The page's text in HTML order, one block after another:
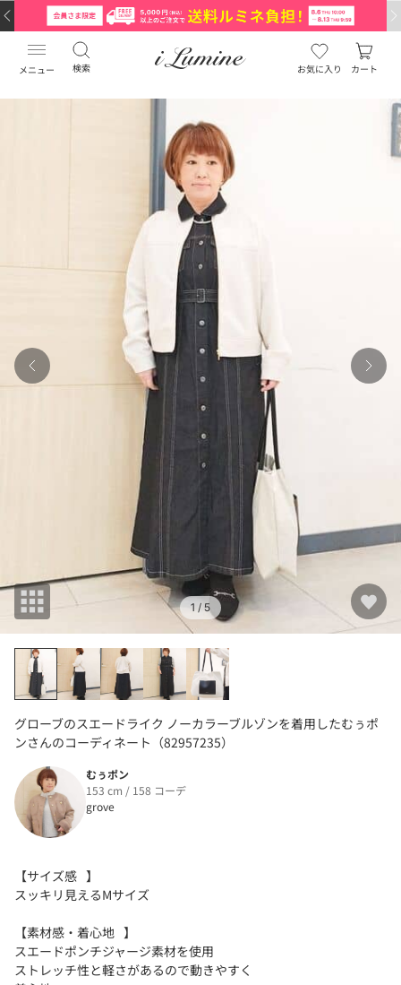
メニュー 検索 お気に入り カート
1 / 5
グローブのスエードライク ノーカラーブルゾンを着用したむぅポ
ンさんのコーディネート（82957235）
むぅポン
153 cm / 158 コーデ
grove
【サイズ感⠀】
スッキリ見えるMサイズ
【素材感・着心地⠀】
スエードポンチジャージ素材を使用
ストレッチ性と軽さがあるので動きやすく